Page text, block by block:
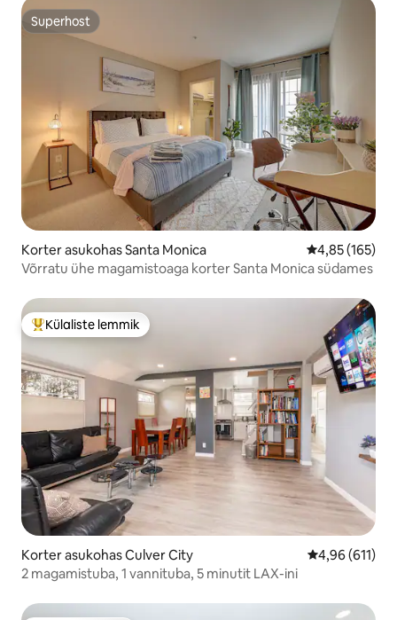
Superhost
Superhost
Korter asukohas Santa Monica Keskmine
4,85 (165)
Võrratu ühe magamistoaga korter Santa Monica südames
Külaliste suur lemmik
Külaliste lemmik
Korter asukohas Culver City Keskmine
4,96 (611)
2 magamistuba, 1 vannituba, 5 minutit LAX-ini